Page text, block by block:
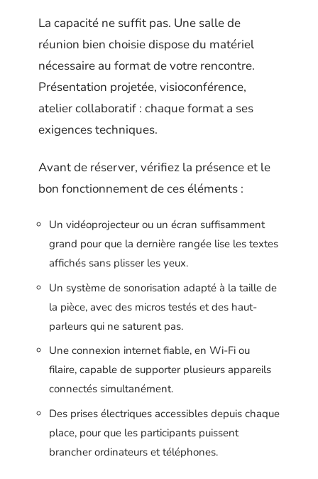
La capacité ne suffit pas. Une salle de
réunion bien choisie dispose du matériel
nécessaire au format de votre rencontre.
Présentation projetée, visioconférence,
atelier collaboratif : chaque format a ses
exigences techniques.
Avant de réserver, vérifiez la présence et le
bon fonctionnement de ces éléments :
Un vidéoprojecteur ou un écran suffisamment
grand pour que la dernière rangée lise les textes
affichés sans plisser les yeux.
Un système de sonorisation adapté à la taille de
la pièce, avec des micros testés et des haut-
parleurs qui ne saturent pas.
Une connexion internet fiable, en Wi-Fi ou
filaire, capable de supporter plusieurs appareils
connectés simultanément.
Des prises électriques accessibles depuis chaque
place, pour que les participants puissent
brancher ordinateurs et téléphones.